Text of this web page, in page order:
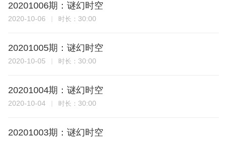
20201006期：谜幻时空
2020-10-06 时长： 30:00
20201005期：谜幻时空
2020-10-05 时长： 30:00
20201004期：谜幻时空
2020-10-04 时长： 30:00
20201003期：谜幻时空